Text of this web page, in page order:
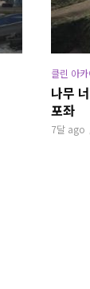
클린 아
나무
포좌
7달 ago